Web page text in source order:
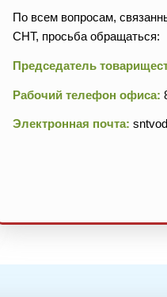
По всем вопросам,
СНТ, просьба обращаться:
Председатель
Рабочий телефон офиса:
Электронная почта: